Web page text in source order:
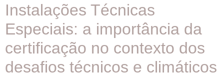
Instalações Técnicas
Especiais: a importância da
certificação no contexto dos
desafios técnicos e climáticos